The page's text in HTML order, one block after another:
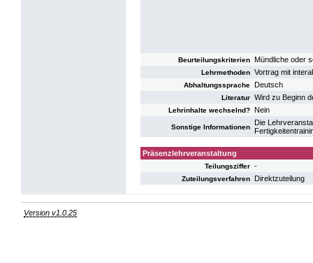
Beurteilungskriterien Mündliche oder
Lehrmethoden Vortrag mit
Abhaltungssprache Deutsch
Literatur Wird zu Beginn
Lehrinhalte wechselnd? Nein
Sonstige Informationen
Die
Präsenzlehrveranstaltung
Teilungsziffer -
Zuteilungsverfahren Direktzuteilung
Version v1.0.25